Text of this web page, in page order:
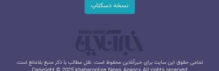
نسخه دسکتاپ
تمامی حقوق این سایت برای خبرآنلاین محفوظ است. نقل مطالب با ذکر منبع بلامانع است.